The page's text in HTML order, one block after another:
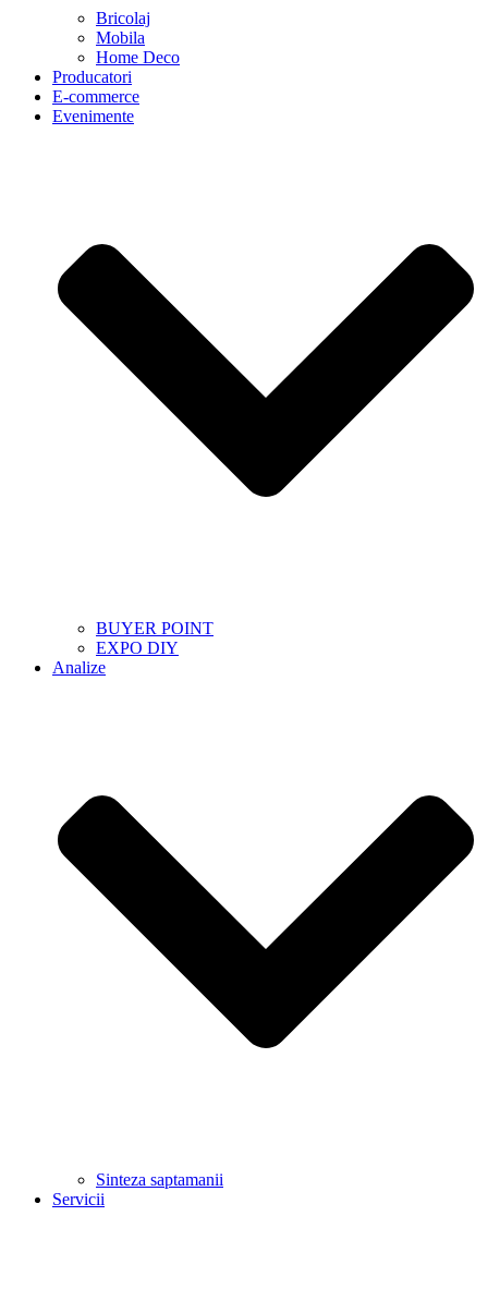
Bricolaj
Mobila
Home Deco
Producatori
E-commerce
Evenimente
BUYER POINT
EXPO DIY
Analize
Sinteza saptamanii
Servicii